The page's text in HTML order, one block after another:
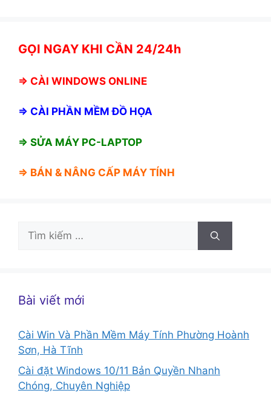
GỌI NGAY KHI CẦN 24/24h
⇒ CÀI WINDOWS ONLINE
⇒ CÀI PHẦN MỀM ĐỒ HỌA
⇒ SỬA MÁY PC-LAPTOP
⇒ BÁN & NÂNG CẤP MÁY TÍNH
Tìm
Bài viết mới
Cài Win Và Phần Mềm Máy Tính Phường Hoành
Sơn, Hà Tĩnh
Cài đặt Windows 10/11 Bản Quyền Nhanh
Chóng, Chuyên Nghiệp